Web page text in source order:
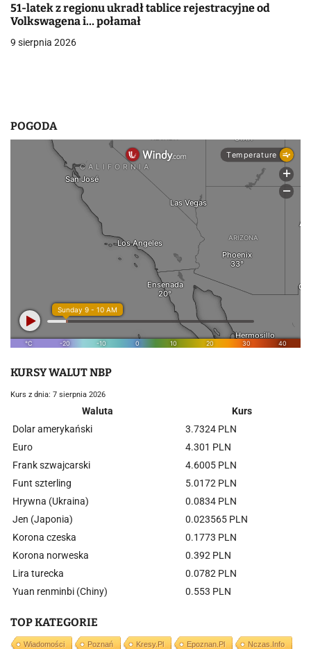
i
s
51-latek z regionu ukradł tablice rejestracyjne od
Volkswagena i… połamał
9 sierpnia 2026
POGODA
KURSY WALUT NBP
Kurs z dnia: 7 sierpnia 2026
Waluta
Kurs
Dolar amerykański
3.7324 PLN
Euro
4.301 PLN
Frank szwajcarski
4.6005 PLN
Funt szterling
5.0172 PLN
Hrywna (Ukraina)
0.0834 PLN
Jen (Japonia)
0.023565 PLN
Korona czeska
0.1773 PLN
Korona norweska
0.392 PLN
Lira turecka
0.0782 PLN
Yuan renminbi (Chiny)
0.553 PLN
TOP KATEGORIE
Wiadomości Poznań Kresy.pl Epoznan.pl Nczas.info